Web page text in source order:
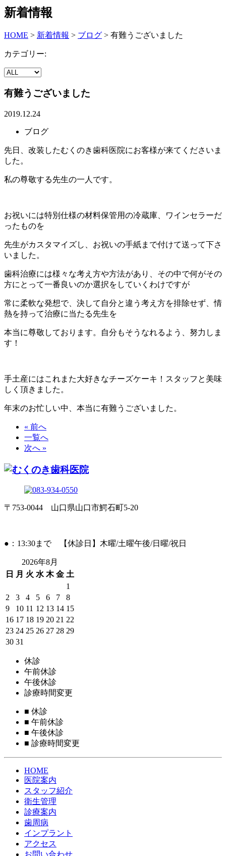
新着情報
HOME > 新着情報 > ブログ > 有難うございました
カテゴリー:
有難うございました
2019.12.24
ブログ
先日、改装したむくのき歯科医院にお客様が来てくださいま
した。
私の尊敬する先生の一人です。
お祝いには特別仕様の材料保管用の冷蔵庫、ワインセラーだ
ったものを
先生がカスタマイズし、お祝いの手紙まで付けて送って下さ
いました。
歯科治療には様々な考え方や方法があり、その中で何がその
方にとって一番良いのか選択をしていくわけですが
常に柔軟な発想で、決して自分と違う考え方を排除せず、情
熱を持って治療に当たる先生を
本当に尊敬しております。自分もそうなれるよう、努力しま
す！
手土産にはこれまた大好きなチーズケーキ！スタッフと美味
しく頂きました。
年末のお忙しい中、本当に有難うございました。
« 前へ
一覧へ
次へ »
〒753-0044 山口県山口市鰐石町5-20
●：13:30まで 【休診日】木曜/土曜午後/日曜/祝日
2026年8月
日
月 火 水 木 金 土
1
2
3 4 5 6 7
8
9
10 11 12 13 14 15
16 17 18 19 20 21 22
23 24 25 26 27 28 29
30 31
休診
午前休診
午後休診
診療時間変更
■ 休診
■ 午前休診
■ 午後休診
■ 診療時間変更
HOME
医院案内
スタッフ紹介
衛生管理
診療案内
歯周病
インプラント
アクセス